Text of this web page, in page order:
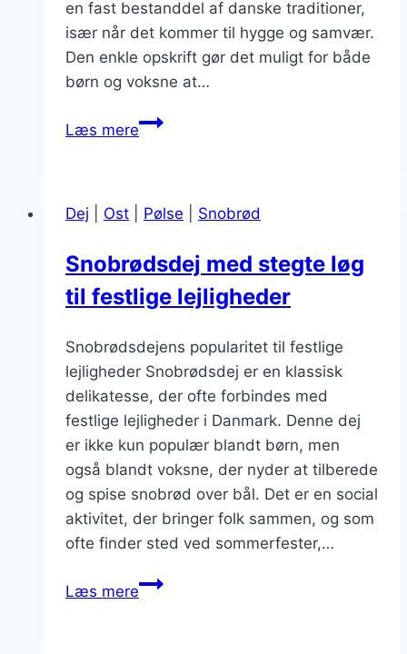
en fast bestanddel af danske traditioner,
især når det kommer til hygge og samvær.
Den enkle opskrift gør det muligt for både
børn og voksne at…
Læs mereSnobrødsdej
sommerfest
Dej Ost Pølse Snobrød
Snobrødsdej med stegte løg
til festlige lejligheder
Snobrødsdejens popularitet til festlige
lejligheder Snobrødsdej er en klassisk
delikatesse, der ofte forbindes med
festlige lejligheder i Danmark. Denne dej
er ikke kun populær blandt børn, men
også blandt voksne, der nyder at tilberede
og spise snobrød over bål. Det er en social
aktivitet, der bringer folk sammen, og som
ofte finder sted ved sommerfester,…
Læs mereSnobrødsdej